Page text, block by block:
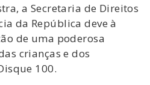
a Secretaria de Direitos
da República deve à
de uma poderosa
crianças e dos
100.